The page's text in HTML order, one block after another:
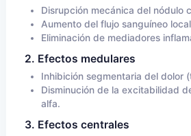
Disrupción mecánica del nódulo
Aumento del flujo sanguíneo
Eliminación de mediadores
2. Efectos medulares
Inhibición segmentaria del dolor
Disminución de la excitabilidad
alfa.
3. Efectos centrales